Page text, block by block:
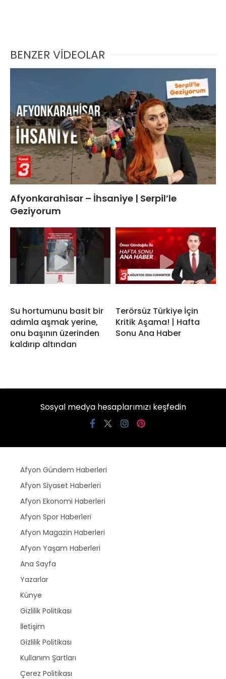
BENZER VİDEOLAR
Afyonkarahisar – İhsaniye | Serpil’le
Geziyorum
Su hortumunu basit bir
adımla aşmak yerine,
onu başının üzerinden
kaldırıp altından
Terörsüz Türkiye İçin
Kritik Aşama! | Hafta
Sonu Ana Haber
Sosyal medya hesaplarımızı keşfedin
Afyon Gündem Haberleri
Afyon Siyaset Haberleri
Afyon Ekonomi Haberleri
Afyon Spor Haberleri
Afyon Magazin Haberleri
Afyon Yaşam Haberleri
Ana Sayfa
Yazarlar
Künye
Gizlilik Politikası
İletişim
Gizlilik Politikası
Kullanım Şartları
Çerez Politikası